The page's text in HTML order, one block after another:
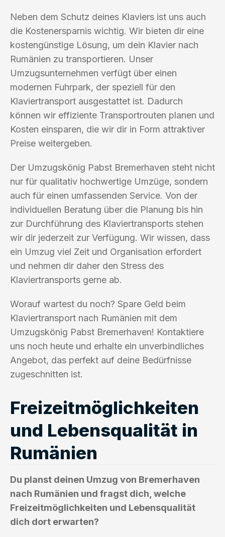
Neben dem Schutz deines Klaviers ist uns auch
die Kostenersparnis wichtig. Wir bieten dir eine
kostengünstige Lösung, um dein Klavier nach
Rumänien zu transportieren. Unser
Umzugsunternehmen verfügt über einen
modernen Fuhrpark, der speziell für den
Klaviertransport ausgestattet ist. Dadurch
können wir effiziente Transportrouten planen und
Kosten einsparen, die wir dir in Form attraktiver
Preise weitergeben.
Der Umzugskönig Pabst Bremerhaven steht nicht
nur für qualitativ hochwertige Umzüge, sondern
auch für einen umfassenden Service. Von der
individuellen Beratung über die Planung bis hin
zur Durchführung des Klaviertransports stehen
wir dir jederzeit zur Verfügung. Wir wissen, dass
ein Umzug viel Zeit und Organisation erfordert
und nehmen dir daher den Stress des
Klaviertransports gerne ab.
Worauf wartest du noch? Spare Geld beim
Klaviertransport nach Rumänien mit dem
Umzugskönig Pabst Bremerhaven! Kontaktiere
uns noch heute und erhalte ein unverbindliches
Angebot, das perfekt auf deine Bedürfnisse
zugeschnitten ist.
Freizeitmöglichkeiten
und Lebensqualität in
Rumänien
Du planst deinen Umzug von Bremerhaven
nach Rumänien und fragst dich, welche
Freizeitmöglichkeiten und Lebensqualität
dich dort erwarten?